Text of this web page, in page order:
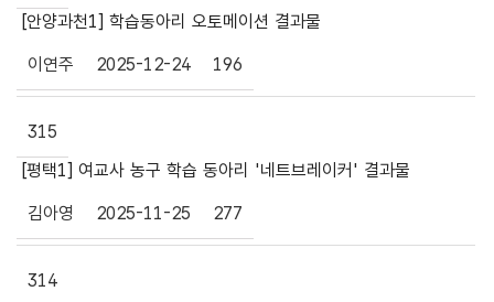
[안양과천1] 학습동아리 오토메이션 결과물
이연주 2025-12-24 196
315
[평택1] 여교사 농구 학습 동아리 '네트브레이커' 결과물
김아영 2025-11-25 277
314